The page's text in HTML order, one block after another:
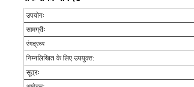
उपयोगः
सामग्रीः
रंगद्रव्य
निम्नलिखित के लिए उपयुक्त:
सूत्रः